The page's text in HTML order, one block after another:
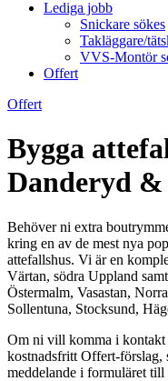
Lediga jobb
Snickare sökes
Takläggare/
VVS-Montör
Offert
Offert
Bygga
Danderyd
Behöver ni extra
kring en av de mest nya
attefallshus. Vi är en
Värtan, södra Uppland
Östermalm, Vasastan,
Sollentuna, Stocksund,
Om ni vill komma i kontakt
kostnadsfritt Offert-förslag,
meddelande i formuläret till